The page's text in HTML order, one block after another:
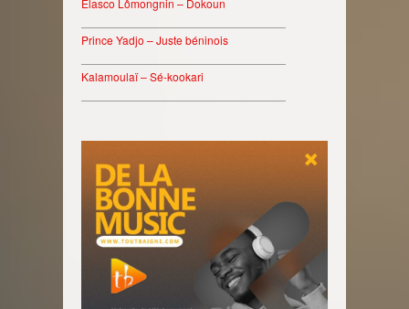
Elasco Lômongnin – Dokoun
Prince Yadjo – Juste béninois
Kalamoulaï – Sé-kookari